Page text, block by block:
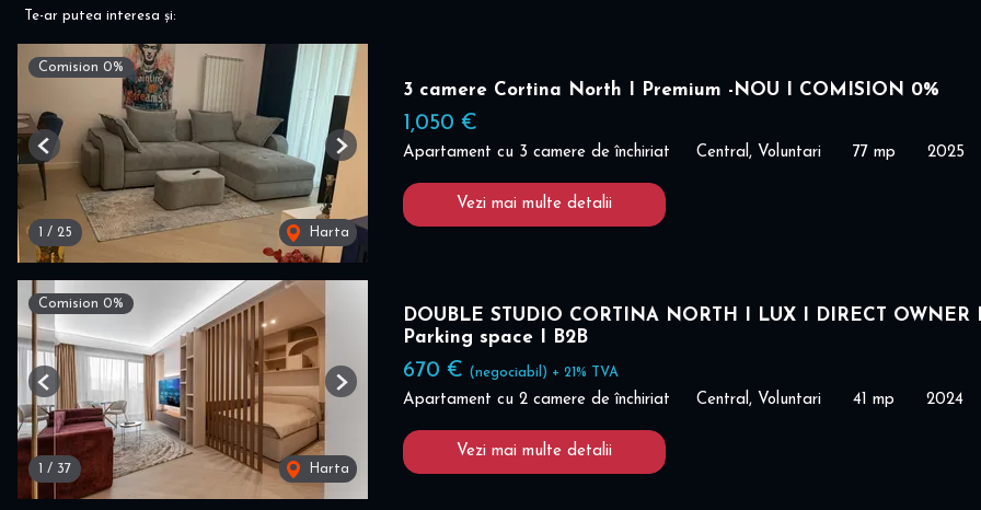
Te-ar putea interesa și:
Comision 0%
1 / 25 Harta
Previous Next
3 camere Cortina North I Premium -NOU I COMISION 0%
1,050 €
Apartament cu 3 camere de închiriat Central, Voluntari 77 mp 2025
Vezi mai multe detalii
Comision 0%
1 / 37 Harta
Previous Next
DOUBLE STUDIO CORTINA NORTH I LUX I DIRECT OWNER
Parking space I B2B
670 € (negociabil) + 21% TVA
Apartament cu 2 camere de închiriat Central, Voluntari 41 mp 2024
Vezi mai multe detalii